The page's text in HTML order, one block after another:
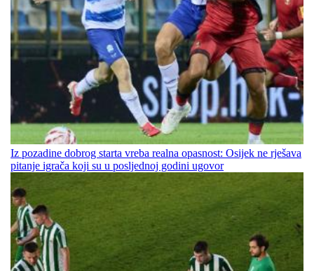
Iz pozadine dobrog starta vreba realna opasnost: Osijek ne rješava
pitanje igrača koji su u posljednoj godini ugovor